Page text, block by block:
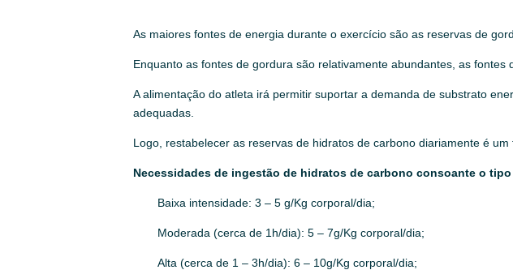
As maiores fontes de energia durante o exercício são as reservas de
Enquanto as fontes de gordura são relativamente abundantes, as fontes
A alimentação do atleta irá permitir suportar a demanda de substrato
adequadas.
Logo, restabelecer as reservas de hidratos de carbono diariamente é um
Necessidades de ingestão de hidratos de carbono consoante o
Baixa intensidade: 3 – 5 g/Kg corporal/dia;
Moderada (cerca de 1h/dia): 5 – 7g/Kg corporal/dia;
Alta (cerca de 1 – 3h/dia): 6 – 10g/Kg corporal/dia;